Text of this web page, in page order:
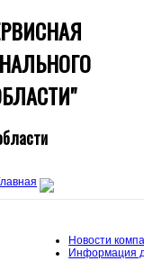
Новости
Информация